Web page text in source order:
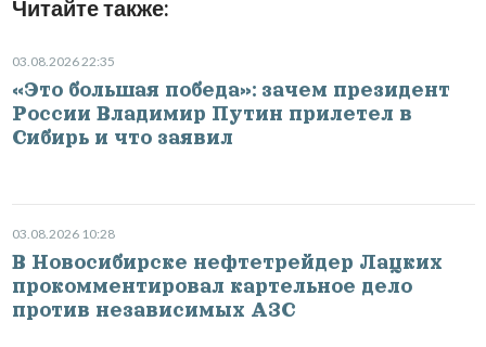
Читайте также:
03.08.2026 22:35
«Это большая победа»: зачем президент
России Владимир Путин прилетел в
Сибирь и что заявил
03.08.2026 10:28
В Новосибирске нефтетрейдер Лацких
прокомментировал картельное дело
против независимых АЗС